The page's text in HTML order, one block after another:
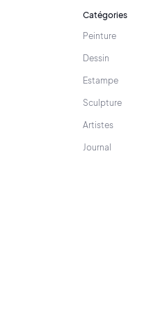
Catégories
Peinture
Dessin
Estampe
Sculpture
Artistes
Journal